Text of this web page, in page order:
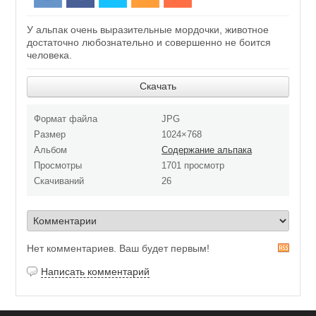
У альпак очень выразительные мордочки, животное
достаточно любознательно и совершенно не боится
человека.
Скачать
Формат файла
JPG
Размер
1024×768
Альбом
Содержание альпака
Просмотры
1701 просмотр
Скачиваний
26
Нет комментариев. Ваш будет первым!
Написать комментарий